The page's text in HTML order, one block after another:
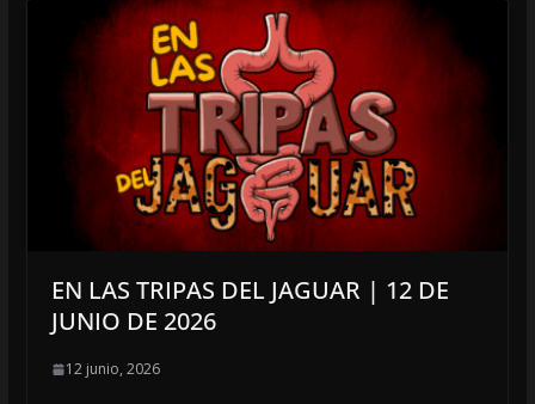
EN LAS TRIPAS DEL JAGUAR | 12 DE
JUNIO DE 2026
12 junio, 2026